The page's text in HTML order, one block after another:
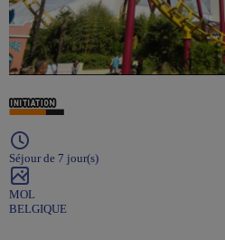
Séjour de 7 jour(s)
MOL
BELGIQUE